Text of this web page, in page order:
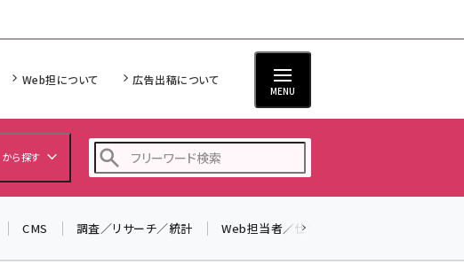
Web担について 広告出稿について
MENU
から探す
CMS 調査／リサーチ／統計 Web担当者／仕事